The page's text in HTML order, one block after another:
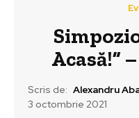
Acasă!”
Scris de: Alexandru
3 octombrie 2021